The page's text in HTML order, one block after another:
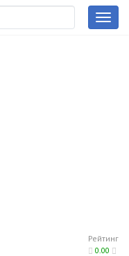
Рейтинг
0.00